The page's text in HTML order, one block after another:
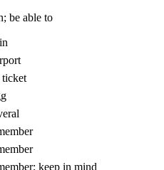
be able to
ticket
keep in mind